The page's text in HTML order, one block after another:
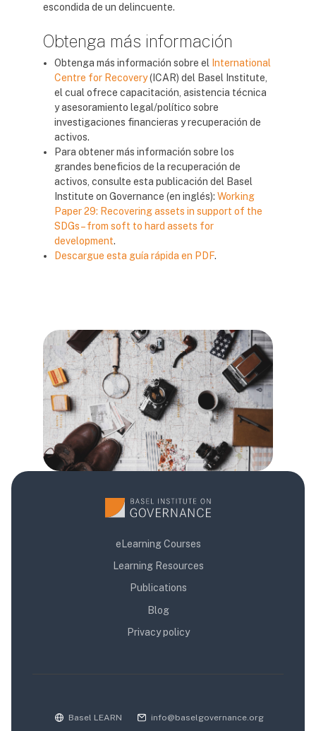
escondida de un delincuente.
Obtenga más información
Obtenga más información sobre el International
Centre for Recovery(ICAR) del Basel Institute,
el cual ofrece capacitación, asistencia técnica
y asesoramiento legal/político sobre
investigaciones financieras y recuperación de
activos.
Para obtener más información sobre los
grandes beneficios de la recuperación de
activos, consulte esta publicación del Basel
Institute on Governance (en inglés): Working
Paper 29: Recovering assets in support of the
SDGs – from soft to hard assets for
development.
Descargue esta guía rápida en PDF.
Bloques
Bloques
Bloques
eLearning Courses
Learning Resources
Publications
Blog
Privacy policy
Basel LEARN info@baselgovernance.org